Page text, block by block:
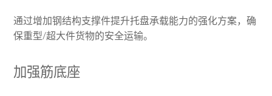
通过增加钢结构支撑件提升托盘承载能力的强化方案，确
保重型/超大件货物的安全运输。
加强筋底座